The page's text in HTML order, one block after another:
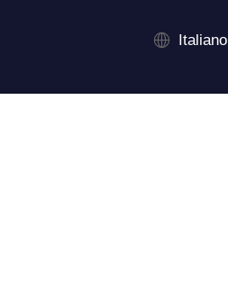
Italiano